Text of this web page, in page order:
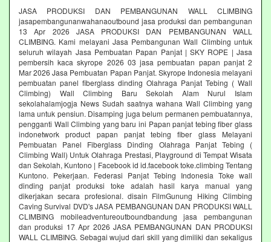
JASA PRODUKSI DAN PEMBANGUNAN WALL CLIMBING
jasapembangunanwahanaoutbound jasa produksi dan pembangunan
13 Apr 2026 JASA PRODUKSI DAN PEMBANGUNAN WALL
CLIMBING. Kami melayani Jasa Pembangunan Wall Climbing untuk
seluruh wilayah Jasa Pembuatan Papan Panjat | SKY ROPE | Jasa
pembersih kaca skyrope 2026 03 jasa pembuatan papan panjat 2
Mar 2026 Jasa Pembuatan Papan Panjat. Skyrope Indonesia melayani
pembuatan panel fiberglass dinding Olahraga Panjat Tebing ( Wall
Climbing) Wall Climbing Baru Sekolah Alam Nurul Islam
sekolahalamjogja News Sudah saatnya wahana Wall Climbing yang
lama untuk pensiun. Disamping juga belum permanen pembuatannya,
pengganti Wall Climbing yang baru ini Papan panjat tebing fiber glass
indonetwork product papan panjat tebing fiber glass Melayani
Pembuatan Panel Fiberglass Dinding Olahraga Panjat Tebing (
Climbing Wall) Untuk Olahraga Prestasi, Playground di Tempat Wisata
dan Sekolah, Kuntono | Facebook id id.facebook toke.climbing Tentang
Kuntono. Pekerjaan. Federasi Panjat Tebing Indonesia Toke wall
dinding panjat produksi toke adalah hasil karya manual yang
dikerjakan secara profesional. disain FilmGunung Hiking Climbing
Caving Survival DVD's JASA PEMBANGUNAN DAN PRODUKSI WALL
CLIMBING mobileadventureoutboundbandung jasa pembangunan
dan produksi 17 Apr 2026 JASA PEMBANGUNAN DAN PRODUKSI
WALL CLIMBING. Sebagai wujud dari skill yang dimiliki dan sekaligus